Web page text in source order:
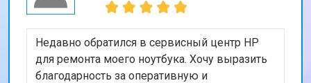
Недавно обратился в сервисный центр HP
для ремонта моего ноутбука. Хочу выразить
благодарность за оперативную и